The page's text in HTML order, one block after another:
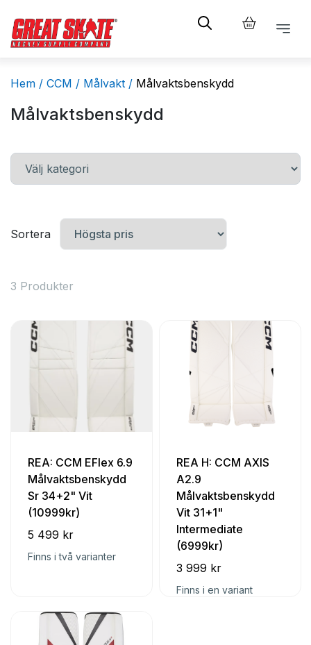
Hem / CCM / Målvakt / Målvaktsbenskydd
Målvaktsbenskydd
Sortera
3 Produkter
REA: CCM EFlex 6.9
Målvaktsbenskydd
Sr 34+2" Vit
(10999kr)
5 499 kr
Finns i två varianter
REA H: CCM AXIS
A2.9
Målvaktsbenskydd
Vit 31+1"
Intermediate
(6999kr)
3 999 kr
Finns i en variant